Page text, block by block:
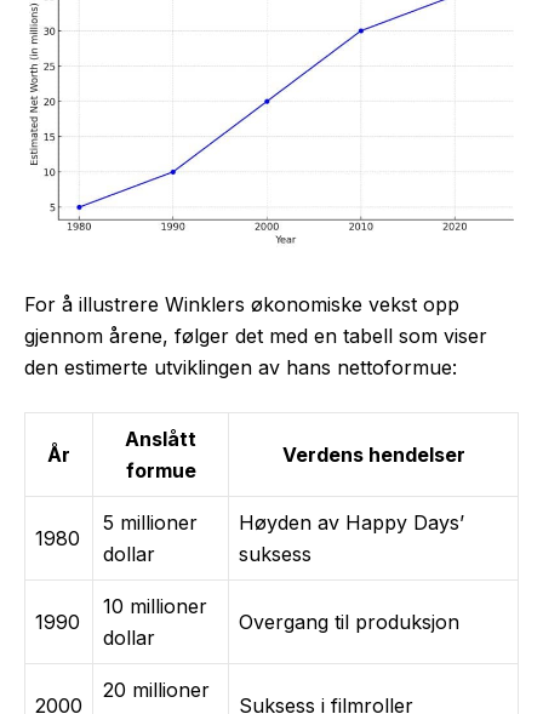
For å illustrere Winklers økonomiske vekst opp
gjennom årene, følger det med en tabell som viser
den estimerte utviklingen av hans nettoformue:
År
Anslått
formue
Verdens hendelser
1980
5 millioner
dollar
Høyden av Happy Days’
suksess
1990
10 millioner
dollar
Overgang til produksjon
2000
20 millioner
Suksess i filmroller